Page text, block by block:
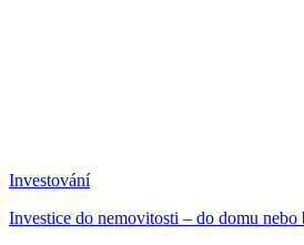
Investování
Investice do nemovitosti – do domu